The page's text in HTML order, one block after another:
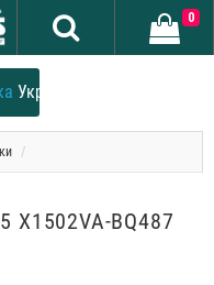
Українська
0
X1502VA-BQ487